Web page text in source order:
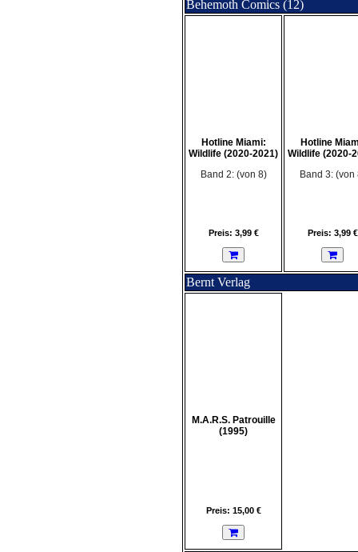
Behemoth Comics (12)
Hotline Miami:
Wildlife (2020-2021)
Band 2: (von 8)
Preis: 3,99 €
Hotline
Wildlife (2020-
Band 3: (von
Preis: 3,99 €
Bernt Verlag
M.A.R.S. Patrouille
(1995)
Preis: 15,00 €